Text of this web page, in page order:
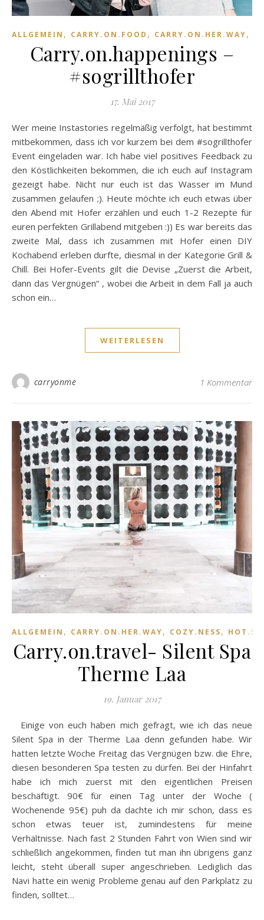
ALLGEMEIN , CARRY.ON.FOOD , CARRY.ON.HER.WAY,
Carry.on.happenings –
#sogrillthofer
17. Mai 2017
Wer meine Instastories regelmäßig verfolgt, hat bestimmt
mitbekommen, dass ich vor kurzem bei dem #sogrillthofer
Event eingeladen war. Ich habe viel positives Feedback zu
den Köstlichkeiten bekommen, die ich euch auf Instagram
gezeigt habe. Nicht nur euch ist das Wasser im Mund
zusammen gelaufen ;). Heute möchte ich euch etwas über
den Abend mit Hofer erzählen und euch 1-2 Rezepte für
euren perfekten Grillabend mitgeben :)) Es war bereits das
zweite Mal, dass ich zusammen mit Hofer einen DIY
Kochabend erleben durfte, diesmal in der Kategorie Grill &
Chill. Bei Hofer-Events gilt die Devise „Zuerst die Arbeit,
dann das Vergnügen“ , wobei die Arbeit in dem Fall ja auch
schon ein…
WEITERLESEN
carryonme 1 Kommentar
ALLGEMEIN , CARRY.ON.HER.WAY, COZY.NESS,
Carry.on.travel- Silent Spa
Therme Laa
19. Januar 2017
Einige von euch haben mich gefragt, wie ich das neue
Silent Spa in der Therme Laa denn gefunden habe. Wir
hatten letzte Woche Freitag das Vergnügen bzw. die Ehre,
diesen besonderen Spa testen zu dürfen. Bei der Hinfahrt
habe ich mich zuerst mit den eigentlichen Preisen
beschäftigt. 90€ für einen Tag unter der Woche (
Wochenende 95€) puh da dachte ich mir schon, dass es
schon etwas teuer ist, zumindestens für meine
Verhältnisse. Nach fast 2 Stunden Fahrt von Wien sind wir
schließlich angekommen, finden tut man ihn übrigens ganz
leicht, steht überall super angeschrieben. Lediglich das
Navi hatte ein wenig Probleme genau auf den Parkplatz zu
finden, solltet…